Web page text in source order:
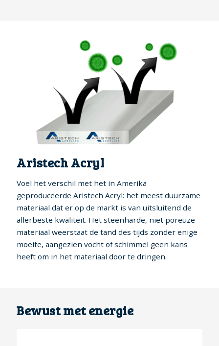
Aristech Acryl
Voel het verschil met het in Amerika
geproduceerde Aristech Acryl: het meest duurzame
materiaal dat er op de markt is van uitsluitend de
allerbeste kwaliteit. Het steenharde, niet poreuze
materiaal weerstaat de tand des tijds zonder enige
moeite, aangezien vocht of schimmel geen kans
heeft om in het materiaal door te dringen.
Bewust met energie